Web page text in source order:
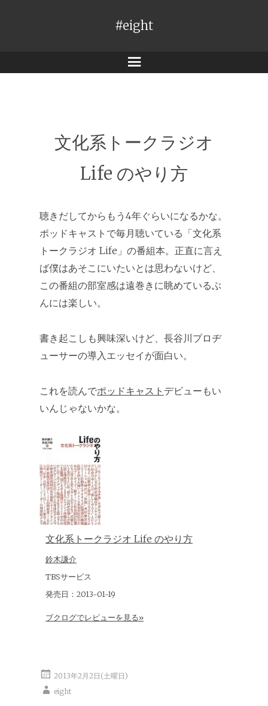
#eight
メ
文化系トークラジオ
Life のやり方
聴きだしてからもう4年ぐらいになるかな。
ポッドキャストで毎月聴いている「文化系
トークラジオ Life」の番組本。正直に言え
ば僕はあそこにいたいとは思わないけど、
この番組の部室感は遠巻きに眺めているぶ
んには楽しい。
書き起こしも興味深いけど、長谷川プロヂ
ューサーの導入エッセイが面白い。
これを読んでポッドキャスト デビューもい
いんじゃないかな。
文化系トークラジオ Life のやり方
鈴木謙介
TBSサービス
発売日：2013-01-19
ブクログでレビューを見る»
2013年2月2日(土曜日)
eight